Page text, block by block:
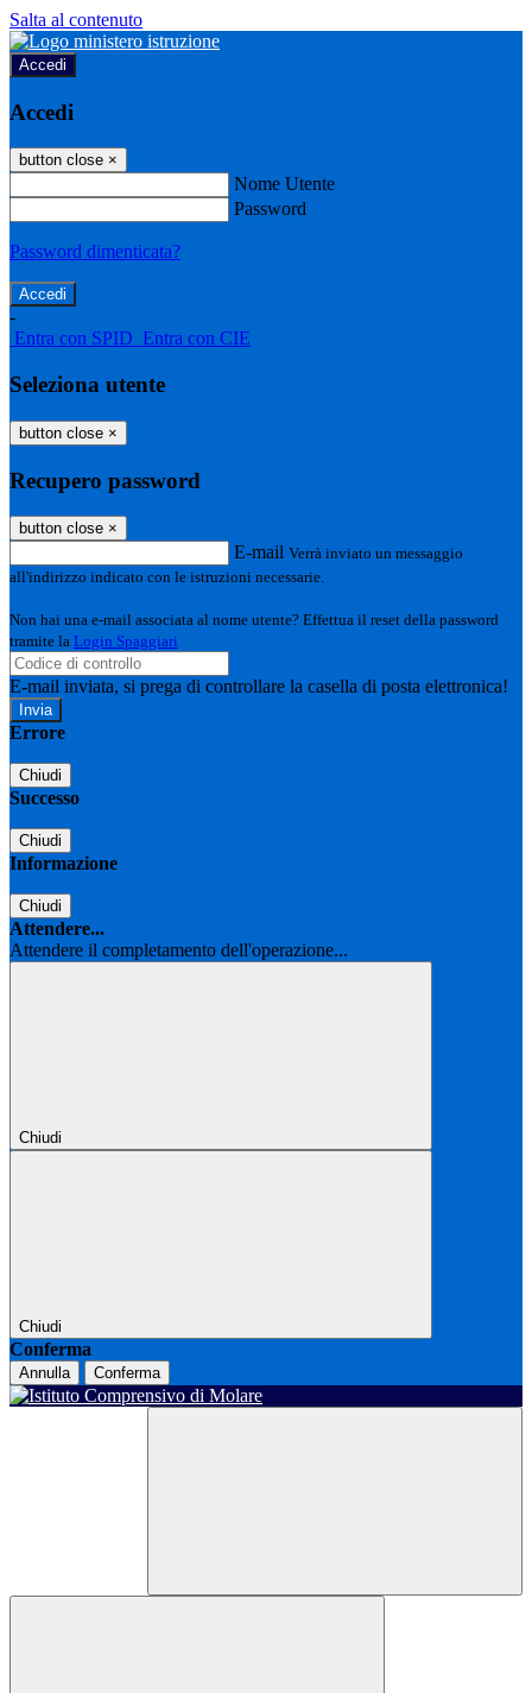
Salta al contenuto
Accedi
Accedi
button close ×
Nome Utente
Password
Password dimenticata?
-
Entra con SPID Entra con CIE
Seleziona utente
button close ×
Recupero password
button close ×
E-mail Verrà inviato un messaggio
all'indirizzo indicato con le istruzioni necessarie.
Non hai una e-mail associata al nome utente? Effettua il reset della password
tramite la Login Spaggiari
E-mail inviata, si prega di controllare la casella di posta elettronica!
Errore
Chiudi
Successo
Chiudi
Informazione
Chiudi
Attendere...
Attendere il completamento dell'operazione...
Chiudi
Chiudi
Conferma
Annulla Conferma